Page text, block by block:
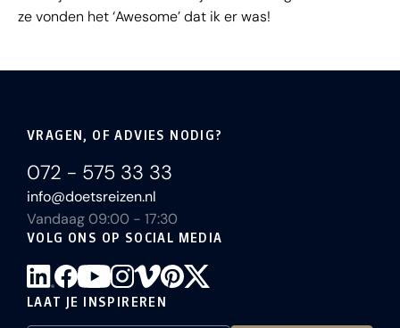
ze vonden het ‘Awesome’ dat ik er was!
VRAGEN, OF ADVIES NODIG?
072 - 575 33 33
info@doetsreizen.nl
Vandaag 09:00 - 17:30
VOLG ONS OP SOCIAL MEDIA
LAAT JE INSPIREREN